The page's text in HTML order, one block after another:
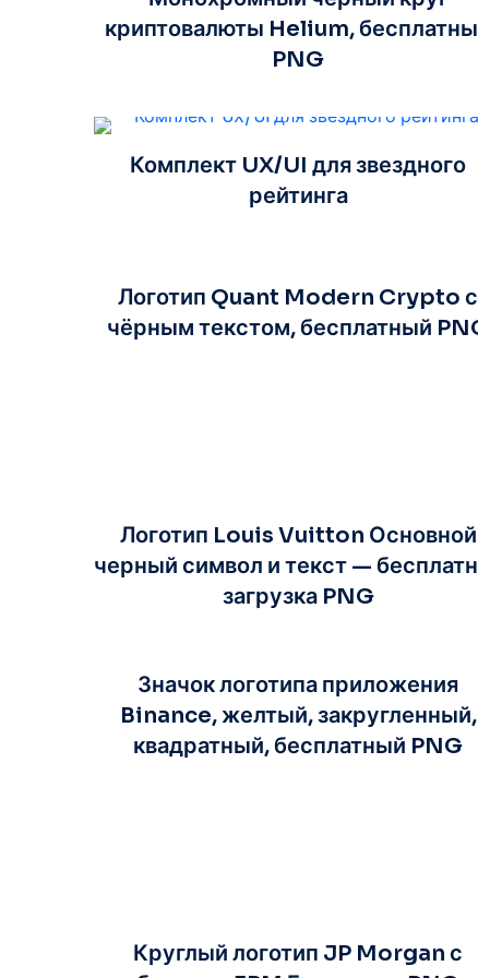
криптовалюты Helium,
PNG
Комплект UX/UI для звездного
рейтинга
Логотип Quant Modern Crypto с
чёрным текстом, бесплатный
Логотип Louis Vuitton Основной
черный символ и текст —
загрузка PNG
Значок логотипа приложения
Binance, желтый, закругленный,
квадратный, бесплатный PNG
Круглый логотип JP Morgan с